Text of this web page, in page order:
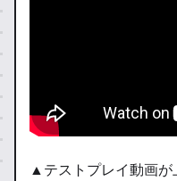
▲テストプレイ動画が